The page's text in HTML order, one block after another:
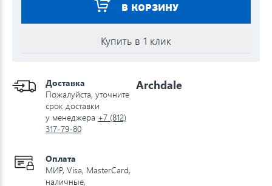
В КОРЗИНУ
Купить в 1 клик
Доставка
Пожалуйста, уточните
срок доставки
у менеджера +7 (812)
317-79-80
Оплата
МИР, Visa, MasterCard,
наличные,
Archdale